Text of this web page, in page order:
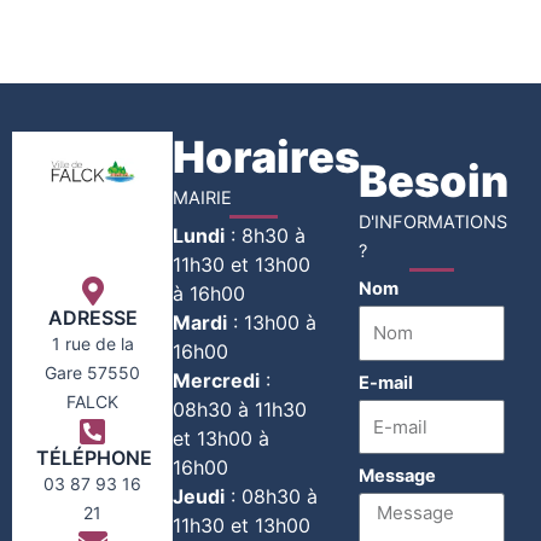
ADRESSE
1 rue de la
Gare 57550
FALCK
TÉLÉPHONE
03 87 93 16
21
Horaires
MAIRIE
Lundi : 8h30 à
11h30 et 13h00
à 16h00
Mardi : 13h00 à
16h00
Mercredi :
08h30 à 11h30
et 13h00 à
16h00
Jeudi : 08h30 à
11h30 et 13h00
Besoin
D'INFORMATIONS
?
Nom
E-mail
Message